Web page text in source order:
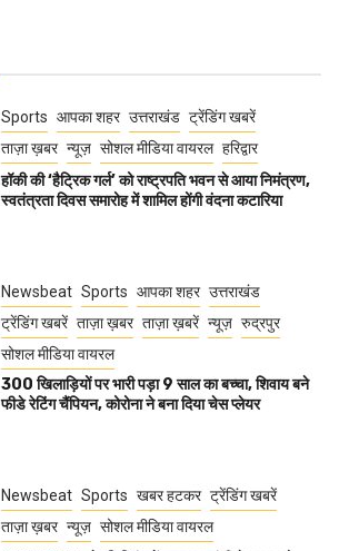
Sports आपका शहर उत्तराखंड ट्रेंडिंग खबरें
ताज़ा ख़बर न्यूज़ सोशल मीडिया वायरल हरिद्वार
हॉकी की ‘हैट्रिक गर्ल’ को राष्ट्रपति भवन से आया निमंत्रण,
स्वतंत्रता दिवस समारोह में शामिल होंगी वंदना कटारिया
Newsbeat Sports आपका शहर उत्तराखंड
ट्रेंडिंग खबरें ताज़ा ख़बर ताज़ा ख़बरें न्यूज़ रुद्रपुर
सोशल मीडिया वायरल
300 खिलाड़ियों पर भारी पड़ा 9 साल का बच्चा, शिवाय बने
फीडे रेटिंग चैंपियन, कोरोना ने बना दिया चेस प्लेयर
Newsbeat Sports खबर हटकर ट्रेंडिंग खबरें
ताज़ा ख़बर न्यूज़ सोशल मीडिया वायरल